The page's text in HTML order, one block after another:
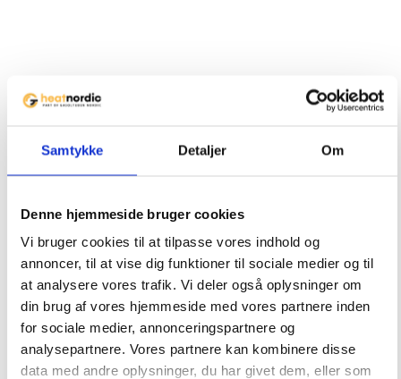
Samtykke Detaljer Om
Denne hjemmeside bruger cookies
Vi bruger cookies til at tilpasse vores indhold og
annoncer, til at vise dig funktioner til sociale medier og til
at analysere vores trafik. Vi deler også oplysninger om
din brug af vores hjemmeside med vores partnere inden
for sociale medier, annonceringspartnere og
analysepartnere. Vores partnere kan kombinere disse
data med andre oplysninger, du har givet dem, eller som
Sporgsmål og svar
info@heatnordic.dk
Åbningstider Kundeservice
Dagligt i hverdagene.
Forretning
Bliv forhandler